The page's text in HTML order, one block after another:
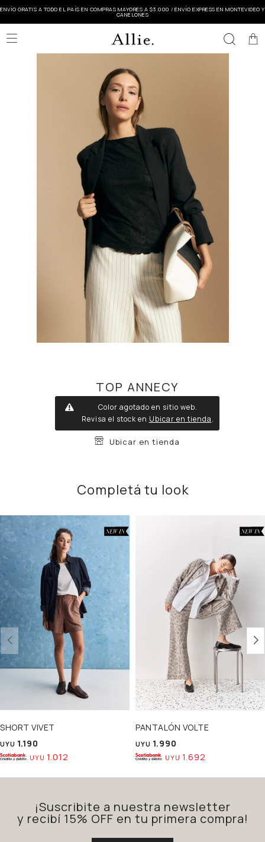
ENVÍO GRATIS A TODO EL PAÍS EN COMPRAS MAYORES A $3.000 / ENVÍO EXPRESS EN MONTEVIDEO Y
CANELONES

TOP ANNECY
Color agotado en sitio web.
Revisa el stock en Ubicar en tienda.
Ubicar en tienda
Completá tu look
SHORT VIVET
UYU 1.190
UYU 1.012
PANTALÓN VOLTE
UYU 1.990
UYU 1.692
¡Suscribite a nuestra newsletter
y recibí 15% OFF en tu primera compra!